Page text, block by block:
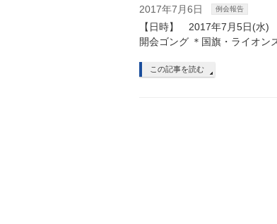
2017年7月6日 例会報告
【日時】 2017年7月5日(水)
開会ゴング ＊国旗・ライオ
この記事を読む